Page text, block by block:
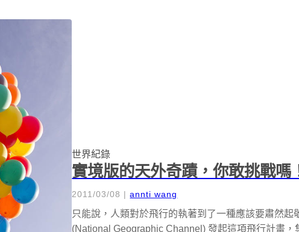
世界紀錄
實境版的天外奇蹟，你敢挑戰嗎
2011/03/08 |annti wang
只能說，人類對於飛行的執著到了一種應該要肅然
(National Geographic Channel) 發起這項飛行計畫